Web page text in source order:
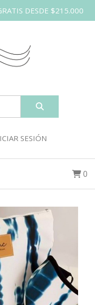
DESDE $215.000
SESIÓN
0